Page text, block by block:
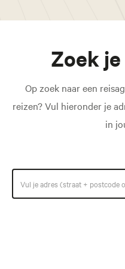
Zoek je
Op zoek naar een
reizen? Vul hieronder je
in